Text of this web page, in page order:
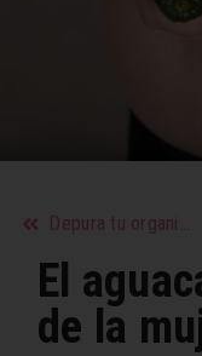
Depura tu organismo y fortalece el sistema inmune tomando jugo de limón
El
de la